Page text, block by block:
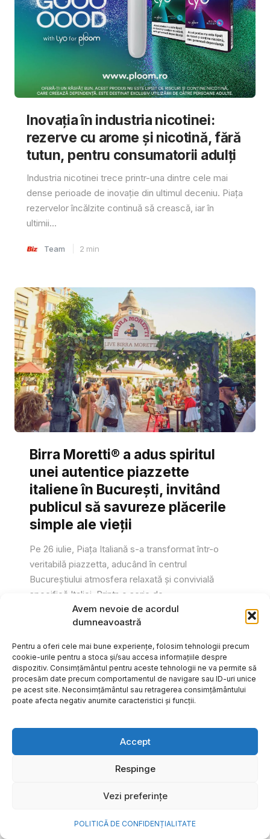
Avem nevoie de acordul
dumneavoastră
Pentru a oferi cele mai bune experiențe, folosim tehnologii precum
cookie-urile pentru a stoca și/sau accesa informațiile despre
dispozitiv. Consimțământul pentru aceste tehnologii ne va permite să
procesăm date precum comportamentul de navigare sau ID-uri unice
pe acest site. Neconsimțământul sau retragerea consimțământului
poate afecta negativ anumite caracteristici și funcții.
Accept
Respinge
Vezi preferințe
POLITICĂ DE CONFIDENȚIALITATE
Inovația în industria nicotinei:
rezerve cu arome și nicotină, fără
tutun, pentru consumatorii adulți
Industria nicotinei trece printr-una dintre cele mai
dense perioade de inovație din ultimul deceniu. Piața
rezervelor încălzite continuă să crească, iar în
ultimii...
Team 2 min
Birra Moretti® a adus spiritul
unei autentice piazzette
italiene în București, invitând
publicul să savureze plăcerile
simple ale vieții
Pe 26 iulie, Piața Italiană s-a transformat într-o
veritabilă piazzetta, aducând în centrul
Bucureștiului atmosfera relaxată și convivială
specifică Italiei. Printr-o serie de...
Gabriel Barliga
frumoase amintiri ale verii într-